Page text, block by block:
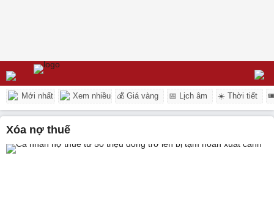
Mới nhất Xem nhiều 💰 Giá vàng 📅 Lịch âm ☀️ Thời tiết
xóa nợ thuế